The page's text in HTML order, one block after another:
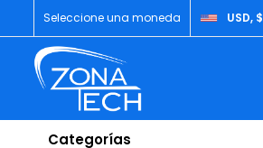
Seleccione una moneda USD, $
Categorías